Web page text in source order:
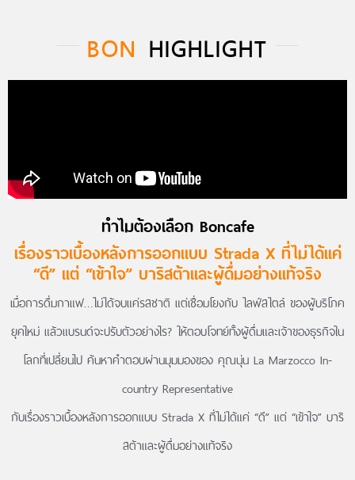
BON HIGHLIGHT
ทำไมต้องเลือก Boncafe
เรื่องราวเบื้องหลังการออกแบบ Strada X ที่ไม่ได้แค่
“ดี” แต่ “เข้าใจ” บาริสต้าและผู้ดื่มอย่างแท้จริง
เมื่อการดื่มกาแฟ…ไม่ได้จบแค่รสชาติ แต่เชื่อมโยงกับ ไลฟ์สไตล์ ของผู้บริโภค
ยุคใหม่ แล้วแบรนด์จะปรับตัวอย่างไร? ให้ตอบโจทย์ทั้งผู้ดื่มและเจ้าของธุรกิจใน
โลกที่เปลี่ยนไป ค้นหาคำตอบผ่านมุมมองของ คุณนุ่น La Marzocco In-
country Representative
กับเรื่องราวเบื้องหลังการออกแบบ Strada X ที่ไม่ได้แค่ “ดี” แต่ “เข้าใจ” บาริ
สต้าและผู้ดื่มอย่างแท้จริง